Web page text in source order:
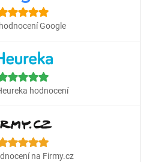
Google
hodnocení
na Firmy.cz